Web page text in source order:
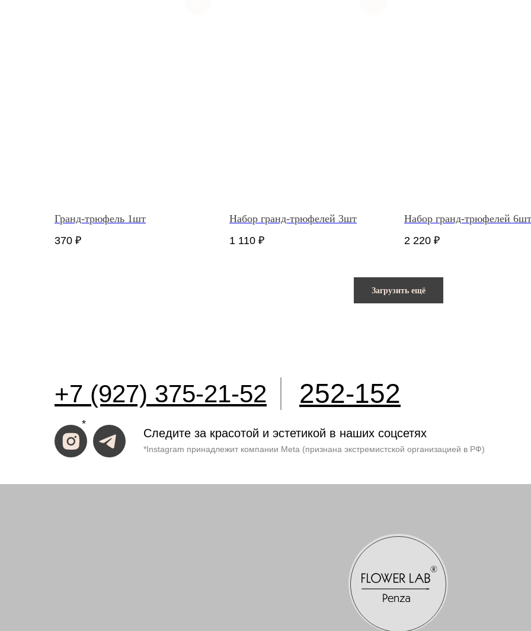
Гранд-трюфель 1шт
370 ₽
Набор гранд-трюфелей 3шт
1 110 ₽
Набор гранд-трюфелей 6шт
2 220 ₽
Загрузить ещё
Следите за красотой и эстетикой в наших соцсетях
*Instagram принадлежит компании Meta (признана экстремистской организацией в РФ)
*
+7 (927) 375-21-52 252-152